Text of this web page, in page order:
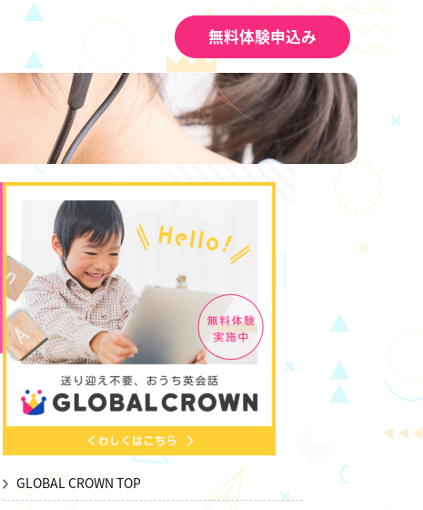
無料体験申込み
GLOBAL CROWN TOP